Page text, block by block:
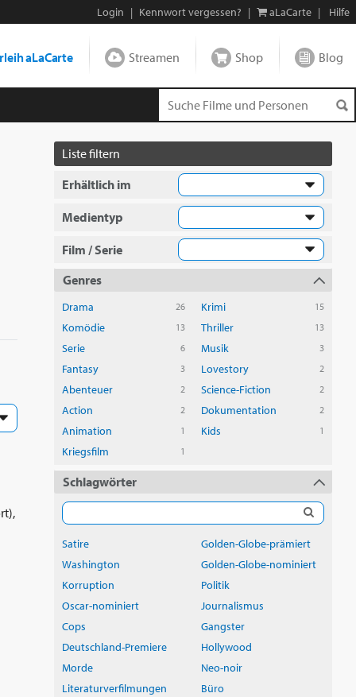
Login | Kennwort vergessen? | aLaCarte | Hilfe
aLaCarte Streamen Shop Blog
Liste filtern
Erhältlich im
Medientyp
Film / Serie
Genres
Drama 26 Krimi 15
Komödie 13 Thriller 13
Serie 6 Musik 3
Fantasy 3 Lovestory 2
Abenteuer 2 Science-Fiction 2
Action 2 Dokumentation 2
Animation 1 Kids 1
Kriegsfilm 1
Schlagwörter
Satire
Golden-Globe-prämiert
Washington
Golden-Globe-nominiert
Korruption
Politik
Oscar-nominiert
Journalismus
Cops
Gangster
Deutschland-Premiere
Hollywood
Morde
Neo-noir
Literaturverfilmungen
Büro